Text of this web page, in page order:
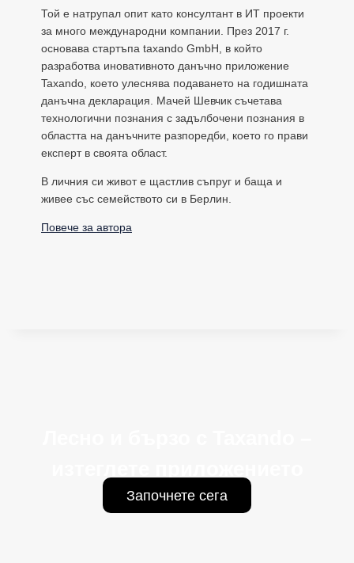
Той е натрупал опит като консултант в ИТ проекти
за много международни компании. През 2017 г.
основава стартъпа taxando GmbH, в който
разработва иновативното данъчно приложение
Taxando, което улеснява подаването на годишната
данъчна декларация. Мачей Шевчик съчетава
технологични познания с задълбочени познания в
областта на данъчните разпоредби, което го прави
експерт в своята област.
В личния си живот е щастлив съпруг и баща и
живее със семейството си в Берлин.
Повече за автора
Започнете сега